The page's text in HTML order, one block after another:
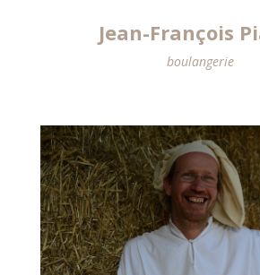
Jean-François
boulangerie